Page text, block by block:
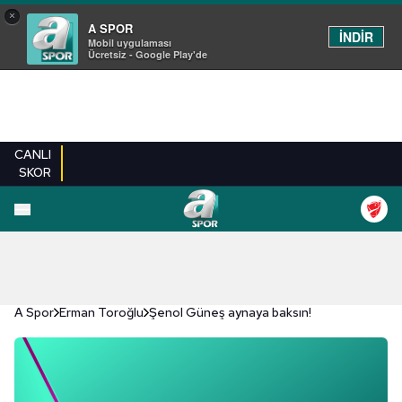
×
A SPOR
Mobil uygulaması
Ücretsiz - Google Play'de
İNDİR
CANLI
SKOR
A Spor Erman Toroğlu Şenol Güneş aynaya baksın!